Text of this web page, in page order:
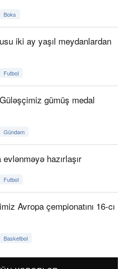
Boks
iki ay yaşıl meydanlardan
Futbol
gümüş medal
Gündəm
hazırlaşır
Futbol
Avropa çempionatını 16-cı
Basketbol